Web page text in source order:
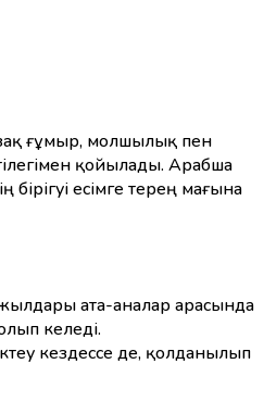
ғұмыр, молшылық пен
қойылады. Арабша
бірігуі есімге терең мағына
ата-аналар арасында
келеді.
кездессе де, қолданылып